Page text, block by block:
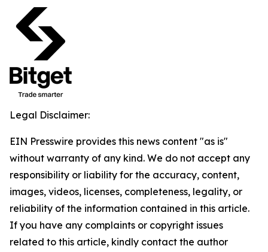
Legal Disclaimer:
EIN Presswire provides this news content "as is"
without warranty of any kind. We do not accept any
responsibility or liability for the accuracy, content,
images, videos, licenses, completeness, legality, or
reliability of the information contained in this article.
If you have any complaints or copyright issues
related to this article, kindly contact the author